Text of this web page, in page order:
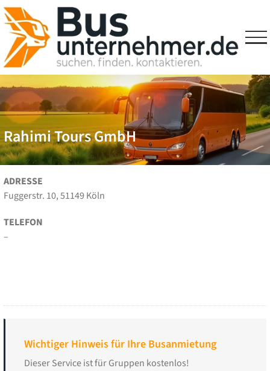
Skip
to
content
Rahimi Tours GmbH
ADRESSE
Fuggerstr. 10, 51149 Köln
TELEFON
–
Wichtiger Hinweis für Ihre Busanmietung
Dieser Service ist für Gruppen kostenlos!